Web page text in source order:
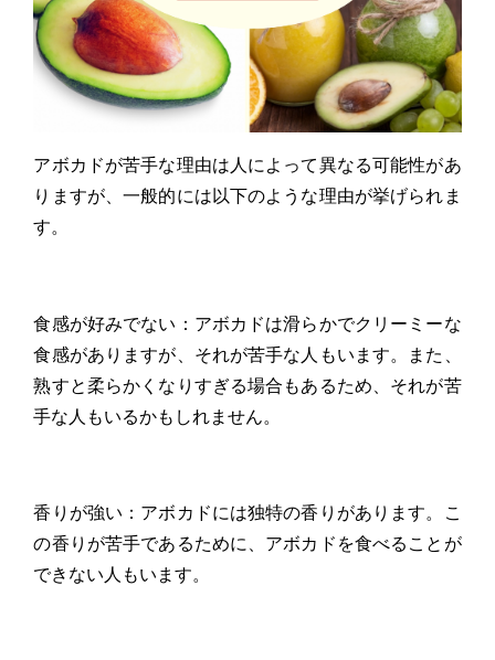
アボカドが苦手な理由は人によって異なる可能性があ
りますが、一般的には以下のような理由が挙げられま
す。
食感が好みでない：アボカドは滑らかでクリーミーな
食感がありますが、それが苦手な人もいます。また、
熟すと柔らかくなりすぎる場合もあるため、それが苦
手な人もいるかもしれません。
香りが強い：アボカドには独特の香りがあります。こ
の香りが苦手であるために、アボカドを食べることが
できない人もいます。